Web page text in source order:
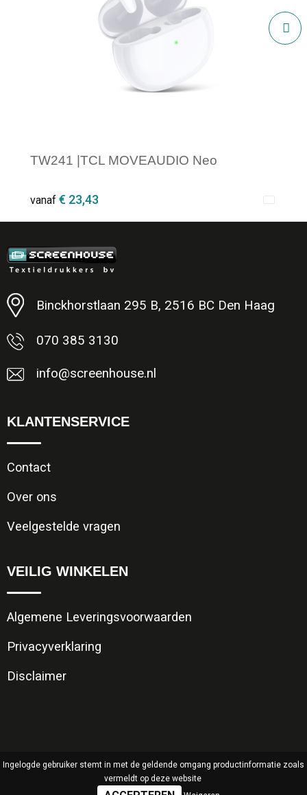
TW241 |TCL MOVEAUDIO Neo
vanaf € 23,43
Minimale afname: 1
Binckhorstlaan 295 B, 2516 BC Den Haag
070 385 3130
info@screenhouse.nl
KLANTENSERVICE
Contact
Over ons
Veelgestelde vragen
VEILIG WINKELEN
Algemene Leveringsvoorwaarden
Privacyverklaring
Disclaimer
Ingelogde gebruiker stemt in met de geldende omgang productinformatie zoals
vermeldt op deze website